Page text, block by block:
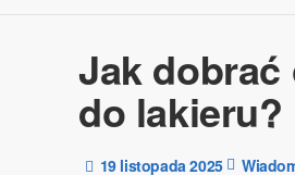
Jak
do lakieru?
19 listopada 2025